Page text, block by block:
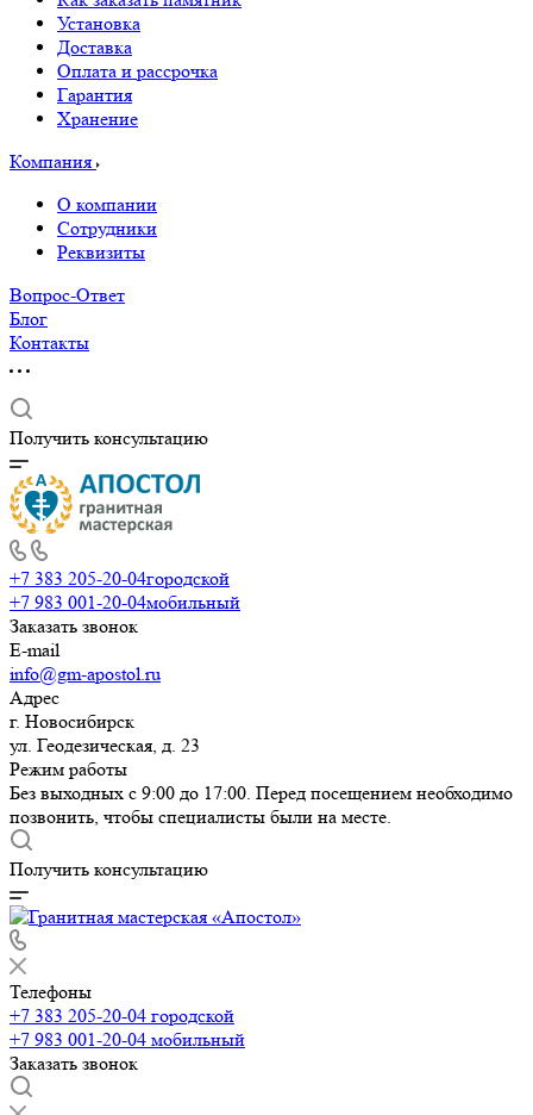
Установка
Доставка
Оплата и рассрочка
Гарантия
Хранение
Компания
О компании
Сотрудники
Реквизиты
Вопрос-Ответ
Блог
Контакты
Получить консультацию
+7 383 205-20-04городской
+7 983 001-20-04мобильный
Заказать звонок
E-mail
info@gm-apostol.ru
Адрес
г. Новосибирск
ул. Геодезическая, д. 23
Режим работы
Без выходных с 9:00 до 17:00. Перед посещением необходимо
позвонить, чтобы специалисты были на месте.
Получить консультацию
Телефоны
+7 383 205-20-04 городской
+7 983 001-20-04 мобильный
Заказать звонок